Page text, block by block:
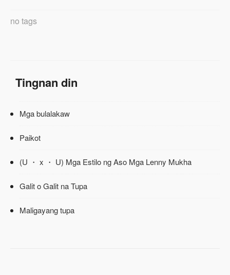
no tags
Tingnan din
Mga bulalakaw
Paikot
(U ・ x ・ U) Mga Estilo ng Aso Mga Lenny Mukha
Galit o Galit na Tupa
Maligayang tupa